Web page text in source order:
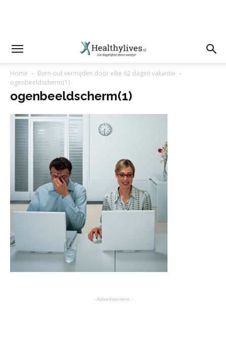
Home
Burn-out vermijden door elke 62 dagen vakantie
ogenbeeldscherm(1)
ogenbeeldscherm(1)
- Advertisement -